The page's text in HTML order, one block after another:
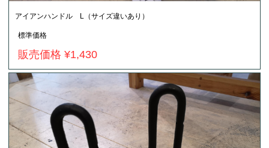
アイアンハンドル L（サイズ違いあり）
標準価格
販売価格 ¥1,430